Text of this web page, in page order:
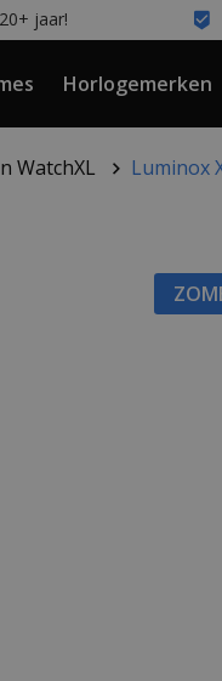
jaar!
Horlogemerken
WatchXL
Luminox